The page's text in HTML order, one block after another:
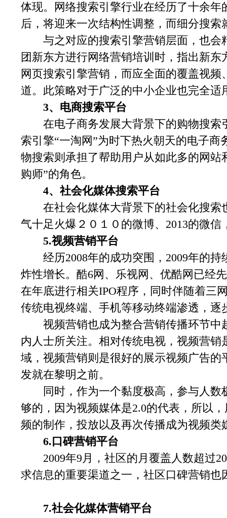
体现。网络搜索引擎行业在经历了十余
后，将迎来一次结构性调整，而细分搜
与之对应的搜索引擎营销层面，也会
团新东方进行网络营销培训时，指出新
网页搜索引擎营销，而应全面的覆盖视
道。此策略对于广泛的中小企业也完全适
3、电商搜索平台
在电子商务发展大背景下的购物搜索
索引擎“一淘网”为时下热火朝天的电子
物搜索则承担了帮助用户从如此多的网
购师”的角色。
4、社会化媒体搜索平台
在社会化媒体大背景下的社会化搜索
气十足火爆２０１０的微博、2013的微信
5.视频营销平台
经历2008年的成功突围，2009年的持
炸性增长。酷6网、乐视网、优酷网已经
在年底进行相关IPO程序，同时伴随着三
传统电视终端、手机等移动终端渗透，逐
视频营销也成为整合营销传播环节中
内人士所关注。相对传统电视，视频营
域，视频营销则是很好的展示视频广告
发就在黎明之前。
同时，作为一个黏度极高，参与人数
够的，因为视频媒体是2.0的代表，所以
频的制作，投放以及再次传播成为视频类
6.口碑营销平台
2009年9月，社区的月覆盖人数超过
求信息的重要渠道之一，社区口碑营销也
7.社会化媒体营销平台